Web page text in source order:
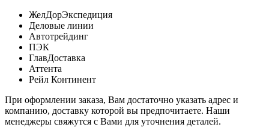
ЖелДорЭкспедиция
Деловые линии
Автотрейдинг
ПЭК
ГлавДоставка
Аттента
Рейл Континент
При оформлении заказа, Вам достаточно указать адрес и
компанию, доставку которой вы предпочитаете. Наши
менеджеры свяжутся с Вами для уточнения деталей.